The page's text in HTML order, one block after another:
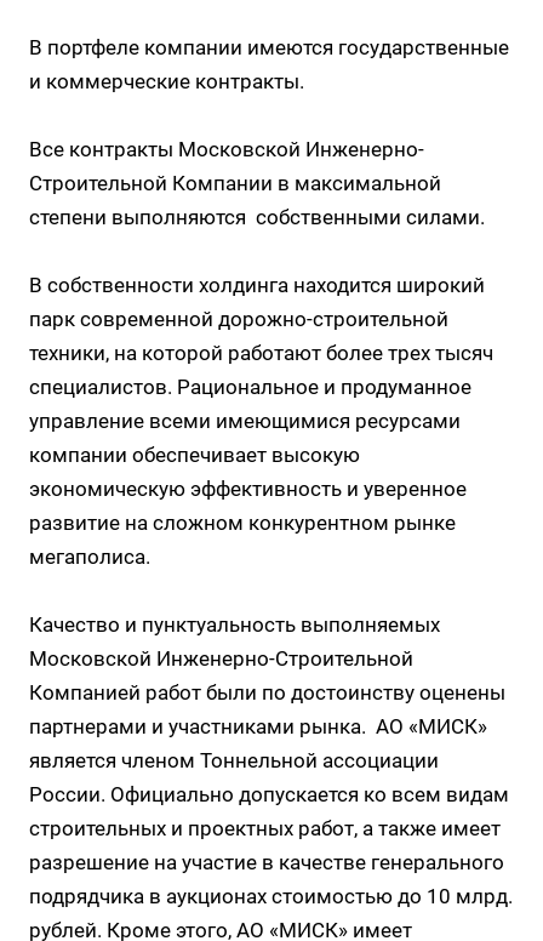
В портфеле компании имеются государственные
и коммерческие контракты.
Все контракты Московской Инженерно-
Строительной Компании в максимальной
степени выполняются собственными силами.
В собственности холдинга находится широкий
парк современной дорожно-строительной
техники, на которой работают более трех тысяч
специалистов. Рациональное и продуманное
управление всеми имеющимися ресурсами
компании обеспечивает высокую
экономическую эффективность и уверенное
развитие на сложном конкурентном рынке
мегаполиса.
Качество и пунктуальность выполняемых
Московской Инженерно-Строительной
Компанией работ были по достоинству оценены
партнерами и участниками рынка. АО «МИСК»
является членом Тоннельной ассоциации
России. Официально допускается ко всем видам
строительных и проектных работ, а также имеет
разрешение на участие в качестве генерального
подрядчика в аукционах стоимостью до 10 млрд.
рублей. Кроме этого, АО «МИСК» имеет